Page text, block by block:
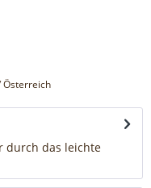
Österreich
durch das leichte